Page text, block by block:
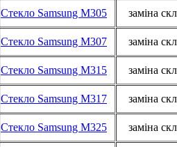
Стекло Samsung M305 заміна
Стекло Samsung M307 заміна
Стекло Samsung M315 заміна
Стекло Samsung M317 заміна
Стекло Samsung M325 заміна